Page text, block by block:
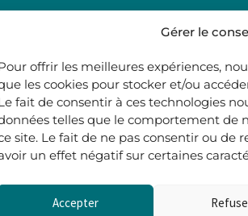
Gérer le
offrir les meilleures expériences,
les cookies pour stocker et/ou
fait de consentir à ces technologies
telles que le comportement de
site. Le fait de ne pas consentir ou de
un effet négatif sur certaines
Accepter